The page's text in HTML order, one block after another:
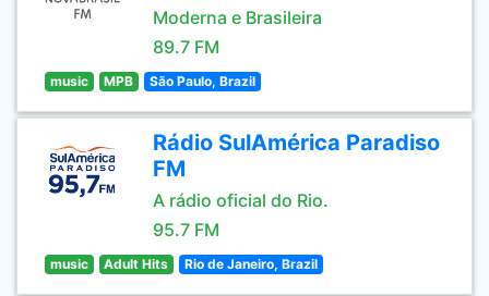
Moderna e Brasileira
89.7 FM
music MPB São Paulo, Brazil
Rádio SulAmérica Paradiso
FM
A rádio oficial do Rio.
95.7 FM
music Adult Hits Rio de Janeiro, Brazil